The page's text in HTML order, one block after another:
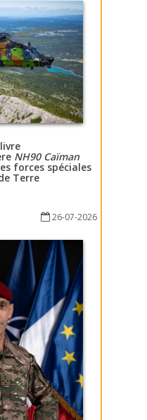
NH90 Caïman
forces spéciales
Terre
26-07-2026